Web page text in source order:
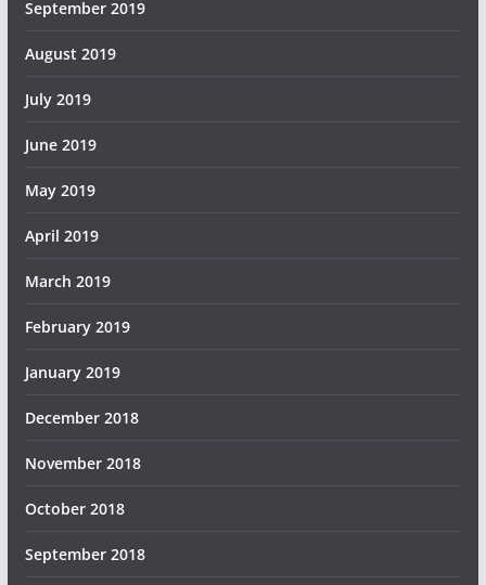
September 2019
August 2019
July 2019
June 2019
May 2019
April 2019
March 2019
February 2019
January 2019
December 2018
November 2018
October 2018
September 2018